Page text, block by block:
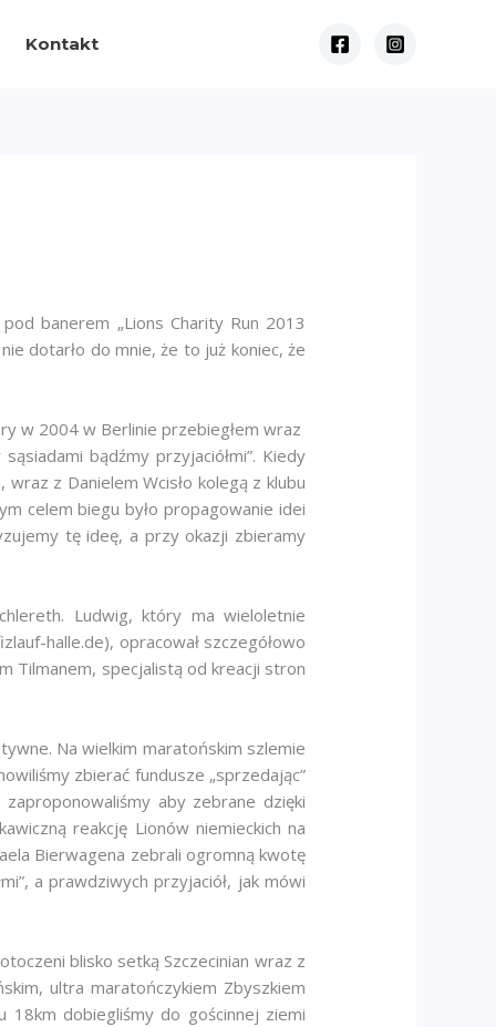
Kontakt
banerem „Lions Charity Run 2013
dotarło do mnie, że to już koniec, że
w 2004 w Berlinie przebiegłem wraz
bądźmy przyjaciółmi”. Kiedy
z Danielem Wcisło kolegą z klubu
celem biegu było propagowanie idei
tę ideę, a przy okazji zbieramy
Ludwig, który ma wieloletnie
halle.de), opracował szczegółowo
Tilmanem, specjalistą od kreacji stron
Na wielkim maratońskim szlemie
zbierać fundusze „sprzedając”
aby zebrane dzięki
reakcję Lionów niemieckich na
Bierwagena zebrali ogromną kwotę
a prawdziwych przyjaciół, jak mówi
blisko setką Szczecinian wraz z
ultra maratończykiem Zbyszkiem
18km dobiegliśmy do gościnnej ziemi